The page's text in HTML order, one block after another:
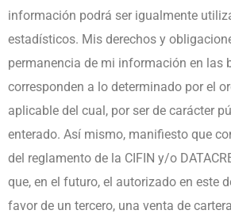
información podrá ser igualmente
estadísticos. Mis derechos y
permanencia de mi información en las
corresponden a lo determinado por el
aplicable del cual, por ser de carácter
enterado. Así mismo, manifiesto que
del reglamento de la CIFIN y/o
que, en el futuro, el autorizado en este
favor de un tercero, una venta de